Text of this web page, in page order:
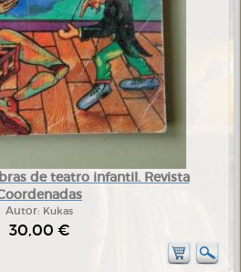
de teatro infantil. Revista
Autor: Kukas
30,00 €